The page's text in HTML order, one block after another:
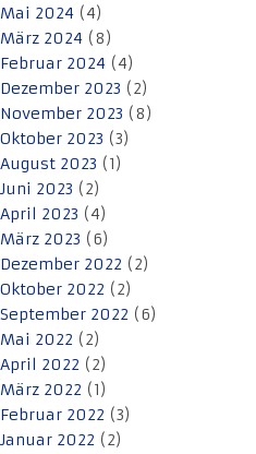
Mai 2024 (4)
März 2024 (8)
Februar 2024 (4)
Dezember 2023 (2)
November 2023 (8)
Oktober 2023 (3)
August 2023 (1)
Juni 2023 (2)
April 2023 (4)
März 2023 (6)
Dezember 2022 (2)
Oktober 2022 (2)
September 2022 (6)
Mai 2022 (2)
April 2022 (2)
März 2022 (1)
Februar 2022 (3)
Januar 2022 (2)